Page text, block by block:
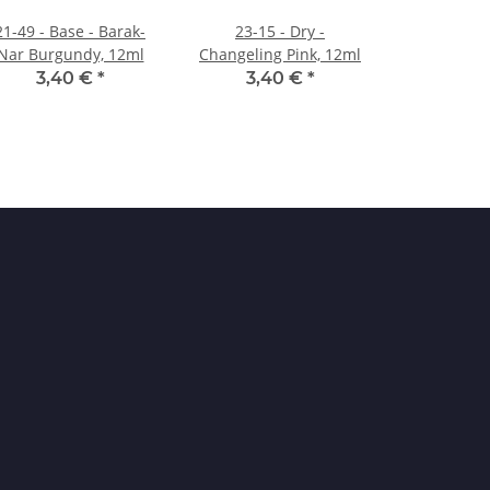
49 - Base - Barak-
Burgundy, 12ml
3,40 € *
23-15 - Dry -
Changeling Pink, 12ml
3,40 € *